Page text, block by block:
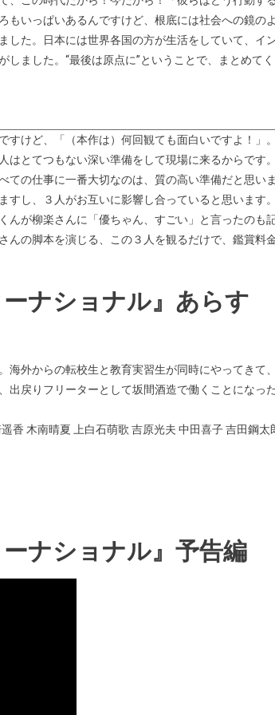
いっぱいあるんですけど、根底には社会への鏡のよ
した。日本には世界各国の方が生活をしていて、イ
ました。“最後は原点に”ということで、まとめてく
けど、「（本作は）何回観ても面白いですよ！」。
とてつもない深い準備をして現場に来るからです。
の仕事に一番大切なのは、質の高い準備だと思いま
し、３人がお互いに影響し合っていると思います。
んが柳楽さんに「優ちゃん、すごい」と言ったのも
んの脚本を演じる、この３人を観るだけで、鑑賞料
ナショナル』あらす
外からの転校生と教育実習生が同時にやってきて、
出戻りフリーターとして坂間酒造で働くことになった
香 木南晴夏 上白石萌歌 吉原光夫 中田喜子 吉田鋼太
ナショナル』予告編